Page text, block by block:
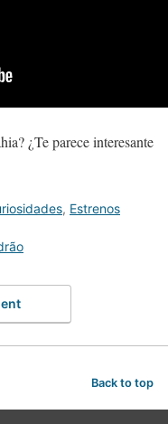
¿Te parece interesante
, Estrenos
Back to top